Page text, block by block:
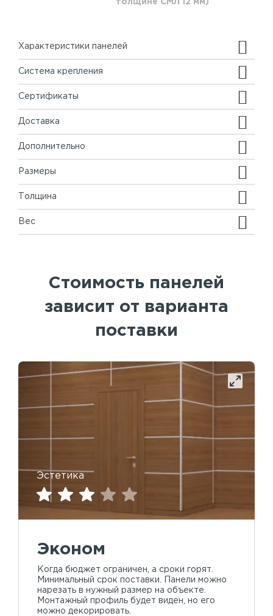
толщине СМЛ 12 мм)
Характеристики панелей
Система крепления
Сертификаты
Доставка
Дополнительно
Размеры
Толщина
Вес
Стоимость панелей
зависит от варианта
поставки
Эстетика
Эконом
Когда бюджет ограничен, а сроки горят.
Минимальный срок поставки. Панели можно
нарезать в нужный размер на объекте.
Монтажный профиль будет виден, но его
можно декорировать.